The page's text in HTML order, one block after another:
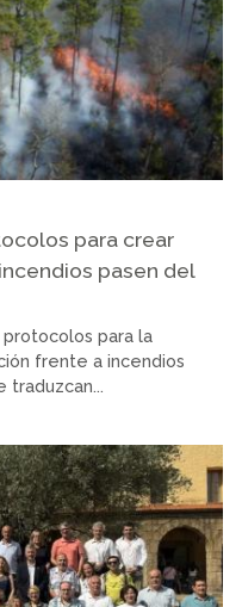
para crear
pasen del
para la
frente a incendios